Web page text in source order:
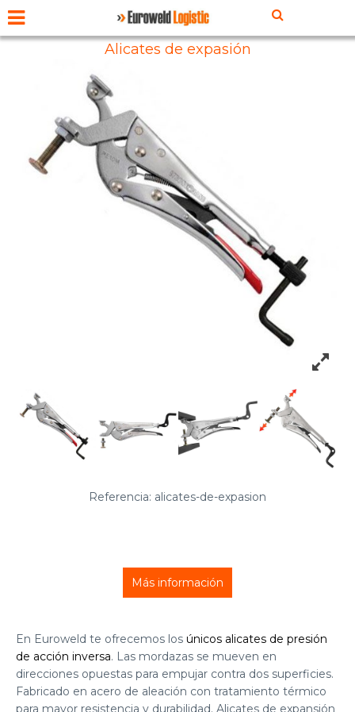
Alicates de expasión
Referencia: alicates-de-expasion
En Euroweld te ofrecemos los únicos alicates de presión
de acción inversa. Las mordazas se mueven en
direcciones opuestas para empujar contra dos superficies.
Fabricado en acero de aleación con tratamiento térmico
para mayor resistencia y durabilidad. Alicates de expansión
Más información